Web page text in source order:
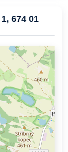
674 01